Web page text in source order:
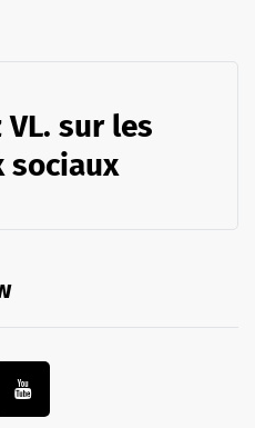
sur les
sociaux